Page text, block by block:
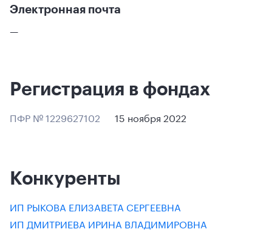
Электронная почта
—
Регистрация в фондах
ПФР № 1229627102 15 ноября 2022
Конкуренты
ИП РЫКОВА ЕЛИЗАВЕТА СЕРГЕЕВНА
ИП ДМИТРИЕВА ИРИНА ВЛАДИМИРОВНА